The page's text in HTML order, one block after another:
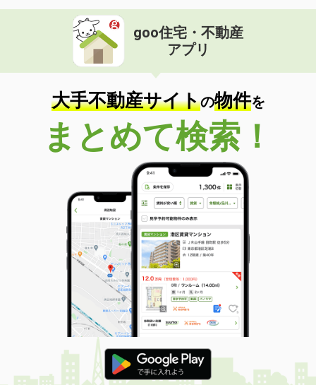
goo住宅・不動産
アプリ
大手不動産サイトの物件を
まとめて検索！